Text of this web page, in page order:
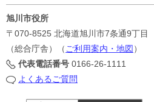
旭川市役所
〒070-8525 北海道旭川市7条通9丁目
（総合庁舎）（ ご利用案内・地図 ）
代表電話番号 0166-26-1111
よくあるご質問